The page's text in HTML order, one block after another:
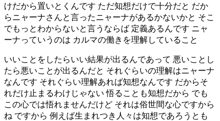
けだから置いとくんです ただ知想だけで十分だと だか
らニャーナさんと言ったニャーナがあるかないかと そこ
でもっとわからないと言うならば 定義あるんです ニャ
ーナっていうのは カルマの働きを理解していること
いいことをしたらいい結果が出るんであって 悪いことし
たら悪いことが出るんだと それぐらいの理解はニャーナ
なんです それぐらい理解あれば知想なんです だからそ
れだけ止まるわけじゃない 悟ることも知想だから でも
この心では悟れませんだけど それは俗世間な心ですから
ね ですから 例えば生まれつき人々は知想であろうとも